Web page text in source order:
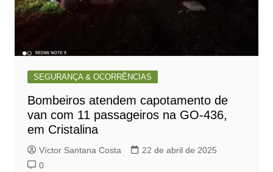
SEGURANÇA & OCORRÊNCIAS
Bombeiros atendem capotamento de
van com 11 passageiros na GO-436,
em Cristalina
Víctor Santana Costa
22 de abril de 2025
0